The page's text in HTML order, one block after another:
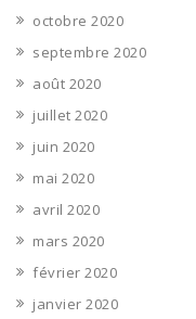
octobre 2020
septembre 2020
août 2020
juillet 2020
juin 2020
mai 2020
avril 2020
mars 2020
février 2020
janvier 2020